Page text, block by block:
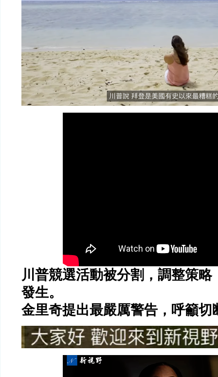
川普競選活動被分割，調整策略
發生。
金里奇提出最嚴厲警告，呼籲切